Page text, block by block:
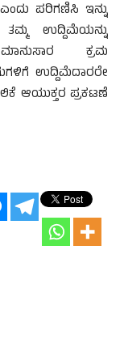
ಪರಿಗಣಿಸಿ ಇನ್ನು
ಉದ್ದಿಮೆಯನ್ನು
ಕ್ರಮ
ಉದ್ದಿಮೆದಾರರೇ
ಆಯುಕ್ತರ ಪ್ರಕಟಣೆ